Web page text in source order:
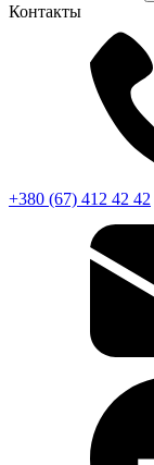
Контакты
+380 (67) 412 42 42